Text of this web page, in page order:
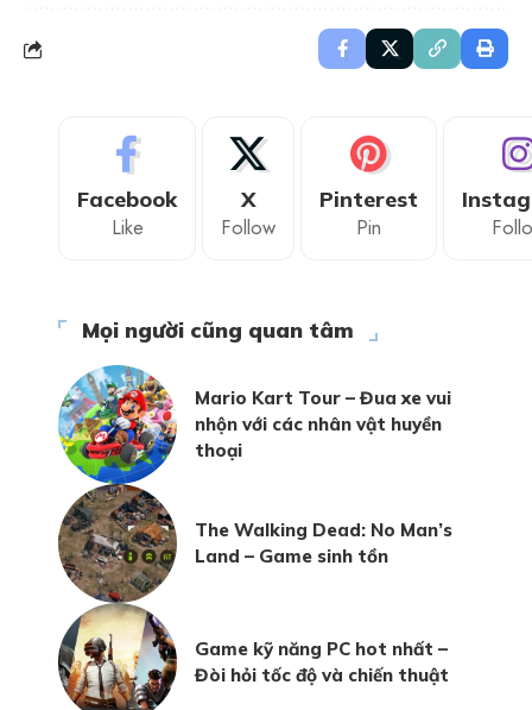
Facebook
Like
X
Follow
Pinterest
Pin
Mọi người cũng quan tâm
Mario Kart Tour – Đua xe vui
nhộn với các nhân vật huyền
thoại
The Walking Dead: No Man’s
Land – Game sinh tồn
Game kỹ năng PC hot nhất –
Đòi hỏi tốc độ và chiến thuật